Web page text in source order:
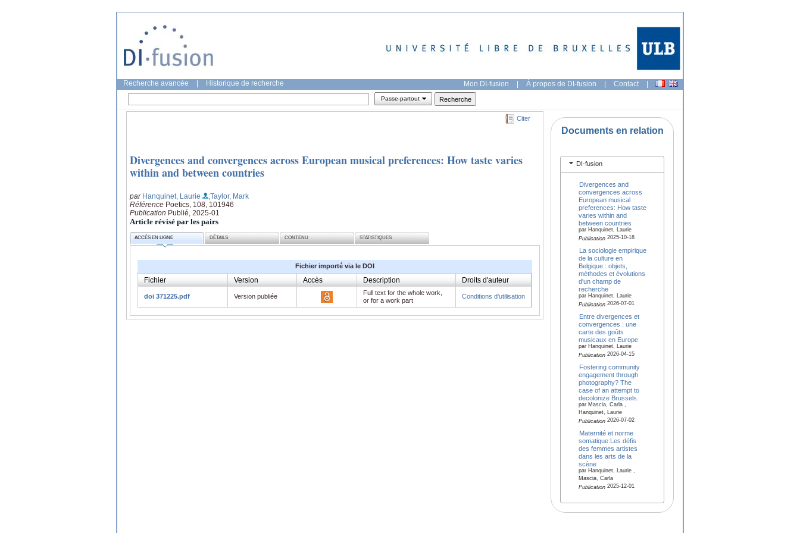
Recherche avancée Historique de recherche Mon DI-fusion | À propos de DI-fusion | Contact |
Passe-partout
Citer
Divergences and convergences across European musical preferences: How taste varies
within and between countries
par Hanquinet, Laurie
;Taylor, Mark
Référence Poetics, 108, 101946
Publication Publié, 2025-01
Article révisé par les pairs
ACCÈS EN LIGNE DÉTAILS CONTENU STATISTIQUES
Fichier importé via le DOI
Fichier Version Accès Description Droits d'auteur
doi 371225.pdf Version publiée
Full text for the whole work,
or for a work part
Conditions d'utilisation
Documents en relation
DI-fusion
Divergences and
convergences across
European musical
preferences: How taste
varies within and
between countries
par Hanquinet, Laurie
Publication2025-10-18
La sociologie empirique
de la culture en
Belgique : objets,
méthodes et évolutions
d'un champ de
recherche
par Hanquinet, Laurie
Publication2026-07-01
Entre divergences et
convergences : une
carte des goûts
musicaux en Europe
par Hanquinet, Laurie
Publication2026-04-15
Fostering community
engagement through
photography? The
case of an attempt to
decolonize Brussels.
par Mascia, Carla ,
Hanquinet, Laurie
Publication2026-07-02
Maternité et norme
somatique:Les défis
des femmes artistes
dans les arts de la
scène
par Hanquinet, Laurie ,
Mascia, Carla
Publication2025-12-01